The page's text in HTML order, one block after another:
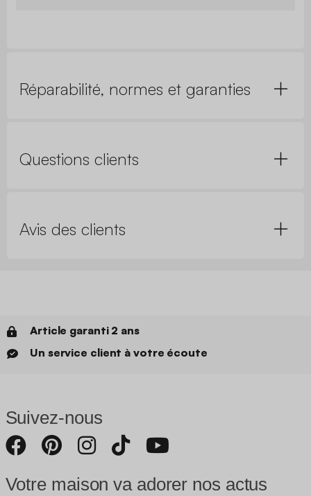
Réparabilité, normes et garanties
Questions clients
Avis des clients
Article garanti 2 ans
Un service client à votre écoute
Suivez-nous
Votre maison va adorer nos actus